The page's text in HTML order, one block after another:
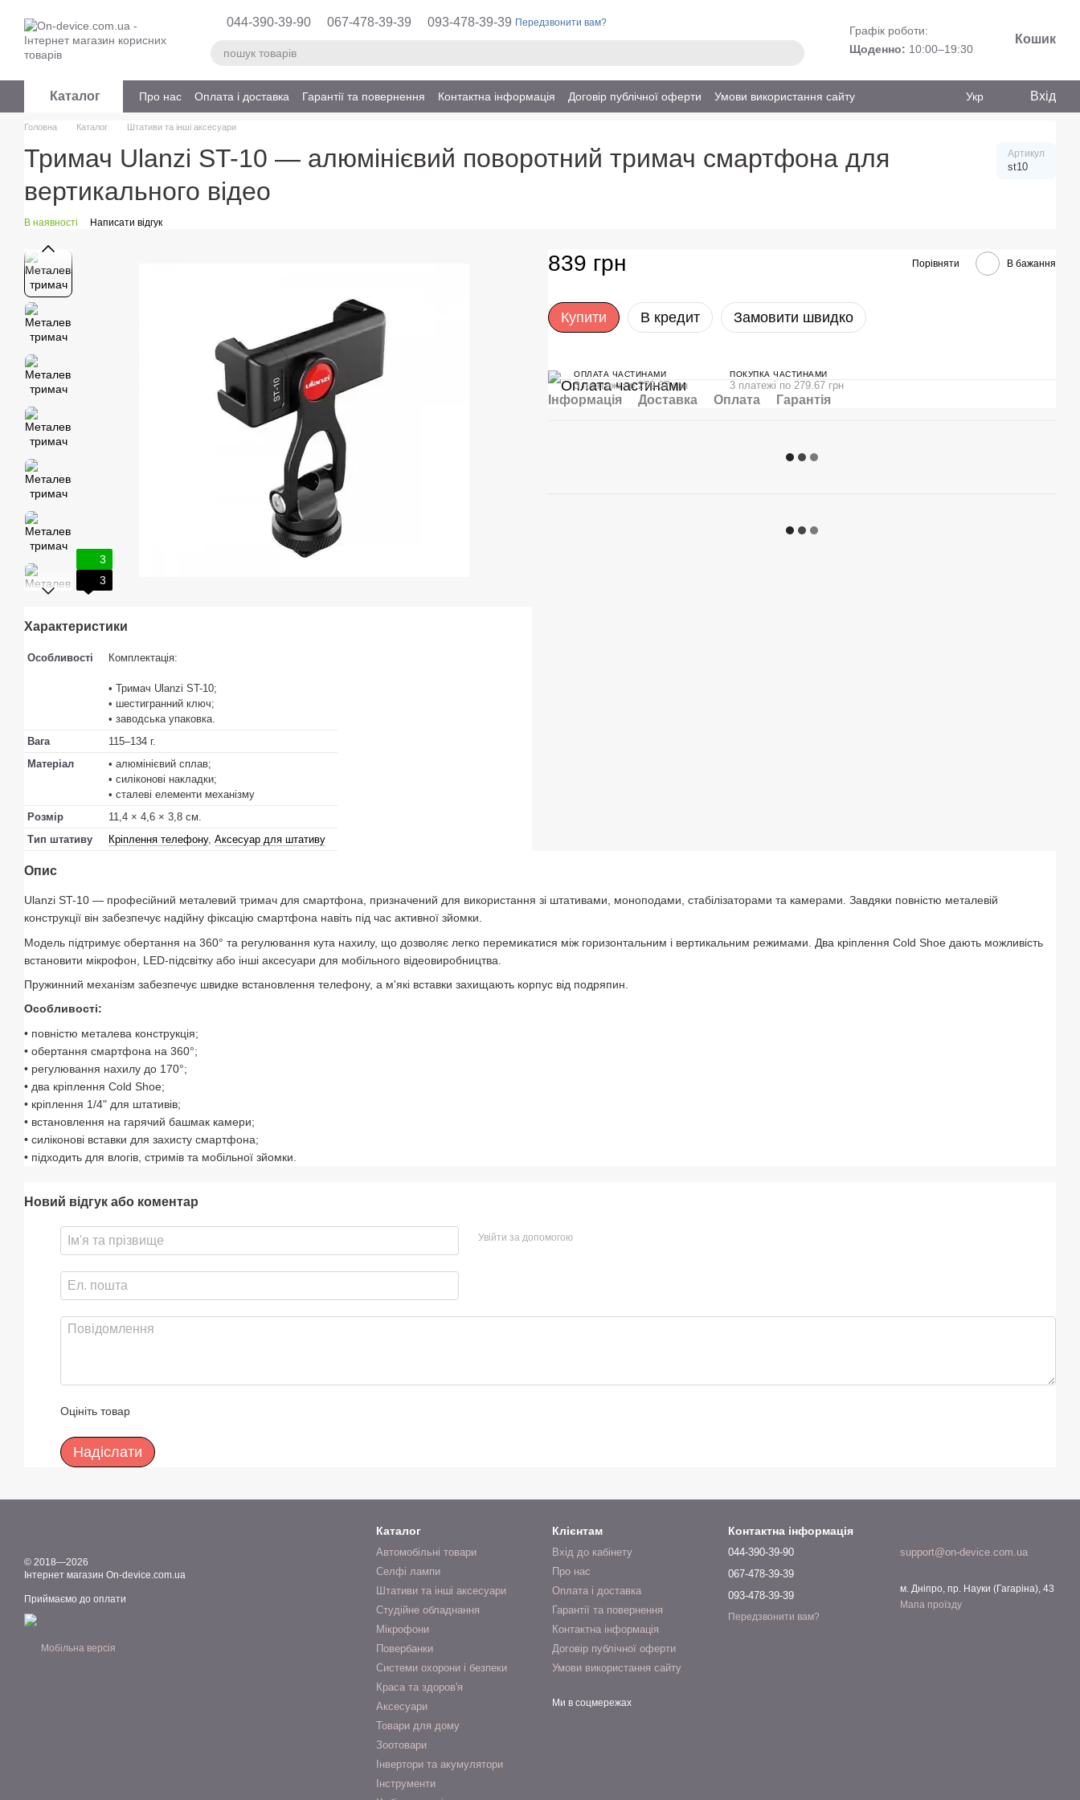
044-390-39-90 067-478-39-39 093-478-39-39 Передзвонити вам?
Графік роботи:
Щоденно: 10:00–19:30
Кошик
Каталог Про нас Оплата і доставка Гарантії та повернення Контактна інформація Договір публічної оферти Умови використання сайту Укр Вхід
Головна Каталог Штативи та інші аксесуари
Тримач Ulanzi ST-10 — алюмінієвий поворотний тримач смартфона для
вертикального відео
Артикул
st10
В наявності Написати відгук
3
3
Характеристики
Особливості Комплектація:
• Тримач Ulanzi ST-10;
• шестигранний ключ;
• заводська упаковка.
Вага
115–134 г.
Матеріал
• алюмінієвий сплав;
• силіконові накладки;
• сталеві елементи механізму
Розмір
11,4 × 4,6 × 3,8 см.
Тип штативу
Кріплення телефону, Аксесуар для штативу
839 грн Порівняти В бажання
Купити В кредит Замовити швидко
ОПЛАТА ЧАСТИНАМИ
3 платежі по 279.67 грн
ПОКУПКА ЧАСТИНАМИ
3 платежі по 279.67 грн
Інформація Доставка Оплата Гарантія
Опис
Ulanzi ST-10 — професійний металевий тримач для смартфона, призначений для використання зі штативами, моноподами, стабілізаторами та камерами. Завдяки повністю металевій
конструкції він забезпечує надійну фіксацію смартфона навіть під час активної зйомки.
Модель підтримує обертання на 360° та регулювання кута нахилу, що дозволяє легко перемикатися між горизонтальним і вертикальним режимами. Два кріплення Cold Shoe дають можливість
встановити мікрофон, LED-підсвітку або інші аксесуари для мобільного відеовиробництва.
Пружинний механізм забезпечує швидке встановлення телефону, а м'які вставки захищають корпус від подряпин.
Особливості:
• повністю металева конструкція;
• обертання смартфона на 360°;
• регулювання нахилу до 170°;
• два кріплення Cold Shoe;
• кріплення 1/4" для штативів;
• встановлення на гарячий башмак камери;
• силіконові вставки для захисту смартфона;
• підходить для влогів, стримів та мобільної зйомки.
Новий відгук або коментар
Увійти за допомогою
Оцініть товар
Надіслати
© 2018—2026
Інтернет магазин On-device.com.ua
Приймаємо до оплати
Мобільна версія
Каталог
Автомобільні товари
Селфі лампи
Штативи та інші аксесуари
Студійне обладнання
Мікрофони
Повербанки
Системи охорони і безпеки
Краса та здоров'я
Аксесуари
Товари для дому
Зоотовари
Інвертори та акумулятори
Інструменти
Клієнтам
Вхід до кабінету
Про нас
Оплата і доставка
Гарантії та повернення
Контактна інформація
Договір публічної оферти
Умови використання сайту
Ми в соцмережах
Контактна інформація
044-390-39-90
067-478-39-39
093-478-39-39
Передзвонити вам?
support@on-device.com.ua
м. Дніпро, пр. Науки (Гагаріна), 43
Мапа проїзду